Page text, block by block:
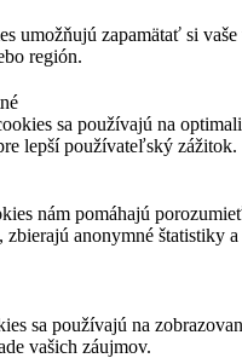
umožňujú zapamätať si
región.
sa používajú na
lepší používateľský zážitok.
nám pomáhajú
anonymné štatistiky
sa používajú na
vašich záujmov.